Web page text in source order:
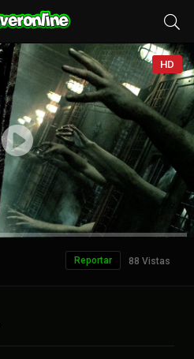
HD
88 Vistas
Reportar